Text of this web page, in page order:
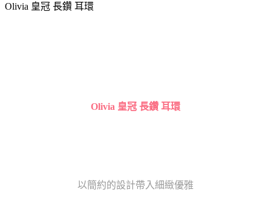
Olivia 皇冠 長鑽 耳環
Olivia 皇冠 長鑽 耳環
以簡約的設計帶入細緻優雅